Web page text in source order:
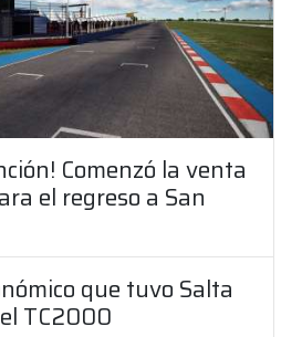
Comenzó la venta
el regreso a San
que tuvo Salta
TC2000